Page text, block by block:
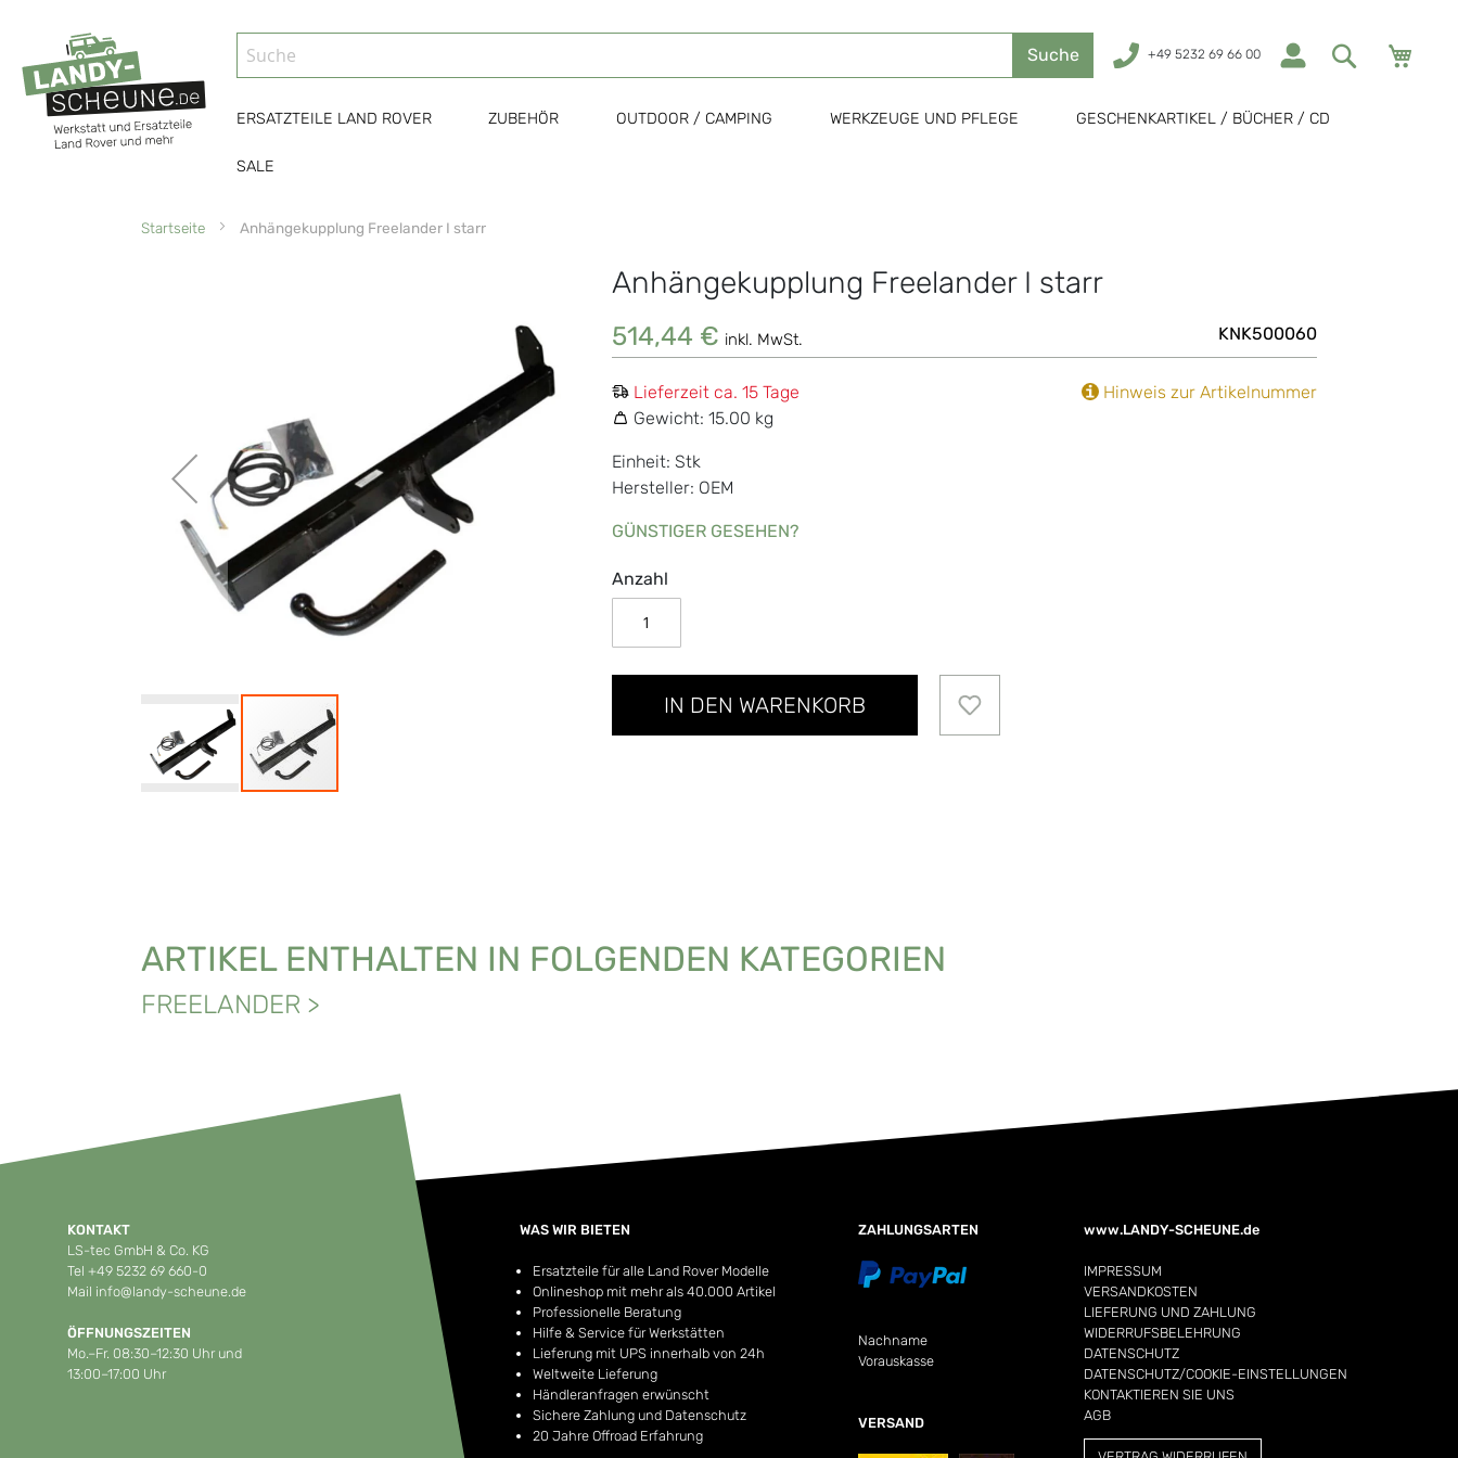
Suche +49 5232 69 66 00
ERSATZTEILE LAND ROVER ZUBEHÖR OUTDOOR / CAMPING WERKZEUGE UND PFLEGE GESCHENKARTIKEL / BÜCHER / CD
SALE
Startseite Anhängekupplung Freelander I starr
Bildgalerie
Anhängekupplung Freelander I starr
514,44 € inkl. MwSt. KNK500060
Lieferzeit ca. 15 Tage
Gewicht: 15.00 kg
Einheit: Stk
Hersteller: OEM
GÜNSTIGER GESEHEN?
Hinweis zur Artikelnummer
Anzahl
IN DEN WARENKORB
ARTIKEL ENTHALTEN IN FOLGENDEN KATEGORIEN
FREELANDER >
KONTAKT
LS-tec GmbH & Co. KG
Tel +49 5232 69 660-0
Mail info@landy-scheune.de
ÖFFNUNGSZEITEN
Mo.–Fr. 08:30–12:30 Uhr und
13:00–17:00 Uhr
WAS WIR BIETEN
Ersatzteile für alle Land Rover Modelle
Onlineshop mit mehr als 40.000 Artikel
Professionelle Beratung
Hilfe & Service für Werkstätten
Lieferung mit UPS innerhalb von 24h
Weltweite Lieferung
Händleranfragen erwünscht
Sichere Zahlung und Datenschutz
20 Jahre Offroad Erfahrung
ZAHLUNGSARTEN
Nachname
Vorauskasse
VERSAND
www.LANDY-SCHEUNE.de
IMPRESSUM
VERSANDKOSTEN
LIEFERUNG UND ZAHLUNG
WIDERRUFSBELEHRUNG
DATENSCHUTZ
DATENSCHUTZ/COOKIE-EINSTELLUNGEN
KONTAKTIEREN SIE UNS
AGB